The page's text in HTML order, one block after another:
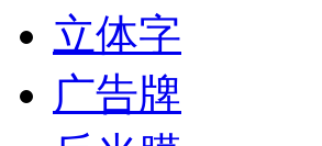
立体字
广告牌